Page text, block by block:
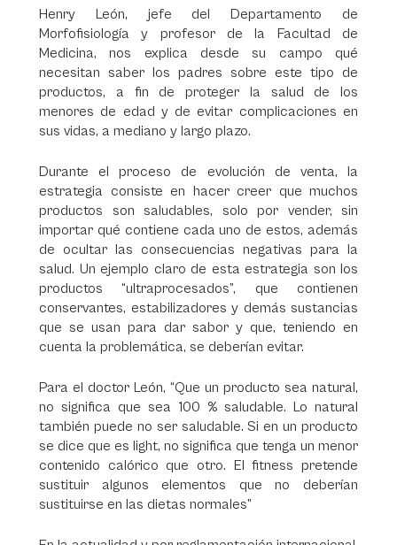
Henry León, jefe del Departamento de
Morfofisiología y profesor de la Facultad de
Medicina, nos explica desde su campo qué
necesitan saber los padres sobre este tipo de
productos, a fin de proteger la salud de los
menores de edad y de evitar complicaciones en
sus vidas, a mediano y largo plazo.
Durante el proceso de evolución de venta, la
estrategia consiste en hacer creer que muchos
productos son saludables, solo por vender, sin
importar qué contiene cada uno de estos, además
de ocultar las consecuencias negativas para la
salud. Un ejemplo claro de esta estrategia son los
productos “ultraprocesados”, que contienen
conservantes, estabilizadores y demás sustancias
que se usan para dar sabor y que, teniendo en
cuenta la problemática, se deberían evitar.
Para el doctor León, “Que un producto sea natural,
no significa que sea 100 % saludable. Lo natural
también puede no ser saludable. Si en un producto
se dice que es light, no significa que tenga un menor
contenido calórico que otro. El fitness pretende
sustituir algunos elementos que no deberían
sustituirse en las dietas normales”